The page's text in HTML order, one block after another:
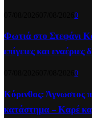
0
Φωτιά στο Στεφάνι
επίγειες και
0
Κόρινθος: Άγνωστος
κατάστημα – Καρέ